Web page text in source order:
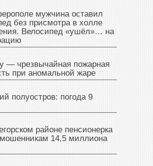
мужчина оставил
без присмотра в холле
Велосипед «ушёл»… на
— чрезвычайная пожарная
при аномальной жаре
полуостров: погода 9
районе пенсионерка
14,5 миллиона